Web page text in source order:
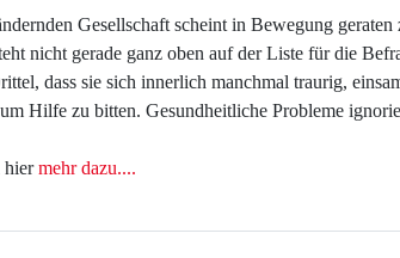
Gesellschaft scheint in Bewegung
nicht gerade ganz oben auf der Liste für die
dass sie sich innerlich manchmal traurig,
Hilfe zu bitten. Gesundheitliche Probleme
hiermehr dazu....